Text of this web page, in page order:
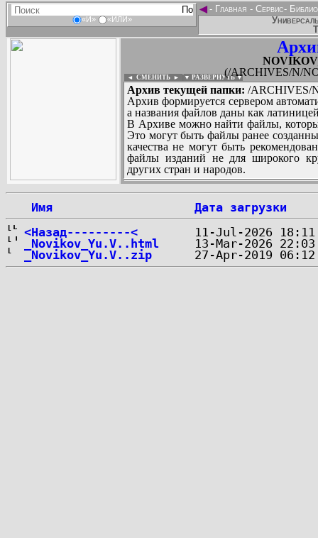
«И» «ИЛИ»
◄- Главная - Сервис-
(/ARCHIVES/N/
◄ СМЕНИТЬ ► ▼ РАЗВЕРНУТЬ ▼
Архив текущей папки: /ARCHIVES/
Архив формируется сервером
а названия файлов даны как
В Архиве можно найти файлы,
Это могут быть файлы ранее
качества не могут быть
файлы изданий не для широкого
других стран и народов.
Имя
Дата загрузки
<Назад---------<
_Novikov_Yu.V..html
_Novikov_Yu.V..zip